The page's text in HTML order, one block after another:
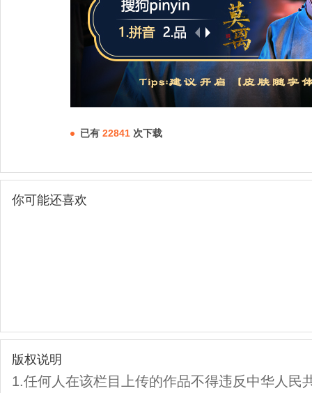
已有 22841 次下载
你可能还喜欢
版权说明
1.任何人在该栏目上传的作品不得违反中华人民